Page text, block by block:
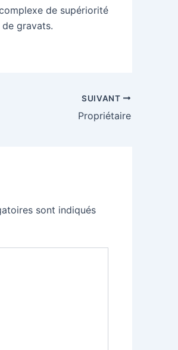
de supériorité
gravats.
SUIVANT
Propriétaire
sont indiqués